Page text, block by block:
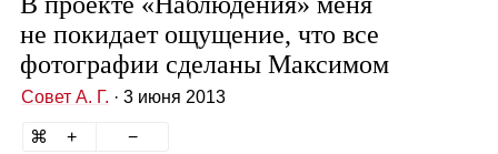
не покидает ощущение, что все
фотографии сделаны Максимом
Совет А. Г. · 3 июня 2013